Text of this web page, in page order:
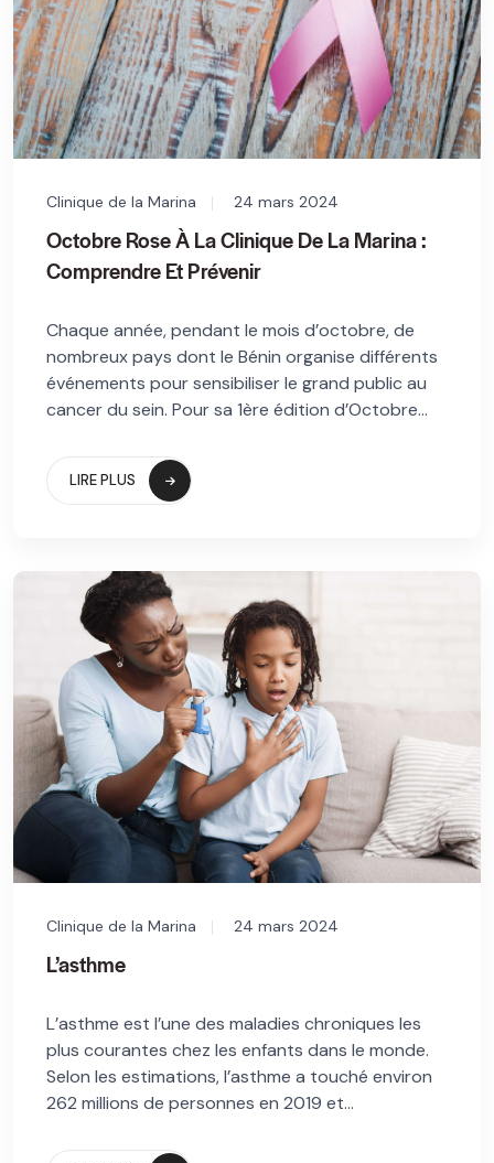
Clinique de la Marina 24 mars 2024
Octobre Rose À La Clinique De La Marina :
Comprendre Et Prévenir
Chaque année, pendant le mois d’octobre, de
nombreux pays dont le Bénin organise différents
événements pour sensibiliser le grand public au
cancer du sein. Pour sa 1ère édition d’Octobre...
LIRE PLUS
Clinique de la Marina 24 mars 2024
L’asthme
L’asthme est l’une des maladies chroniques les
plus courantes chez les enfants dans le monde.
Selon les estimations, l’asthme a touché environ
262 millions de personnes en 2019 et...